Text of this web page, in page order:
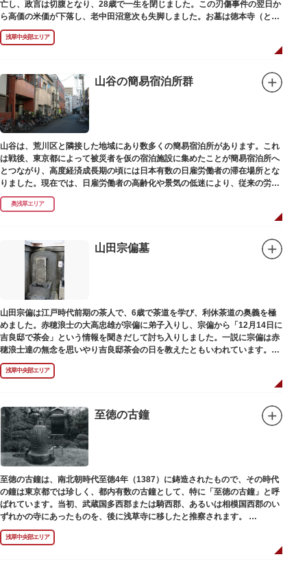
亡し、政言は切腹となり、28歳で一生を閉じました。この刃傷事件の翌日か
ら高価の米価が下落し、老中田沼意次も失脚しました。お墓は徳本寺（とく
ほんじ）境内にあります。
浅草中央部エリア
山谷の簡易宿泊所群
山谷は、荒川区と隣接した地域にあり数多くの簡易宿泊所があります。これ
は戦後、東京都によって被災者を仮の宿泊施設に集めたことが簡易宿泊所へ
とつながり、高度経済成長期の頃には日本有数の日雇労働者の滞在場所とな
りました。現在では、日雇労働者の高齢化や景気の低迷により、従来の労働
者に代わって、外国人の利用が増えています。
奥浅草エリア
山田宗偏墓
山田宗偏は江戸時代前期の茶人で、6歳で茶道を学び、利休茶道の奥義を極
めました。赤穂浪士の大高忠雄が宗偏に弟子入りし、宗偏から「12月14日に
吉良邸で茶会」という情報を聞きだして討ち入りしました。一説に宗偏は赤
穂浪士達の無念を思いやり吉良邸茶会の日を教えたともいわれています。お
墓は願竜寺（がんりゅうじ）境内にあります。
浅草中央部エリア
至徳の古鐘
至徳の古鐘は、南北朝時代至徳4年（1387）に鋳造されたもので、その時代
の鐘は東京都では珍しく、都内有数の古鐘として、特に「至徳の古鐘」と呼
ばれています。当初、武蔵国多西郡または騎西郡、あるいは相模国西郡のい
ずれかの寺にあったものを、後に浅草寺に移したと推察されます。
現在は、五重塔北側の絵馬堂内に保管されています。絵馬堂は通常非公開と
なっていますが、不定期で行われる「伝法院庭園拝観と絵馬展」が開催され
浅草中央部エリア